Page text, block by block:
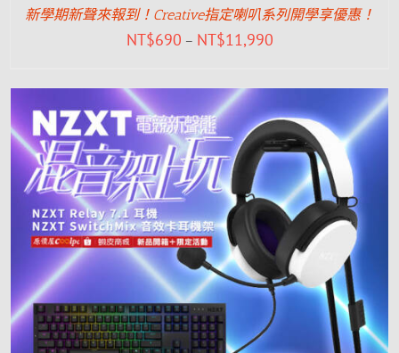
新學期新聲來報到！Creative指定喇叭系列開學享優惠！
NT$690 – NT$11,990